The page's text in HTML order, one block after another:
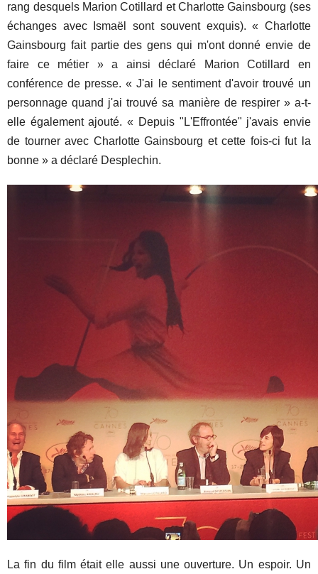
rang desquels Marion Cotillard et Charlotte Gainsbourg (ses
échanges avec Ismaël sont souvent exquis). « Charlotte
Gainsbourg fait partie des gens qui m'ont donné envie de
faire ce métier » a ainsi déclaré Marion Cotillard en
conférence de presse. « J'ai le sentiment d'avoir trouvé un
personnage quand j'ai trouvé sa manière de respirer » a-t-
elle également ajouté. « Depuis "L'Effrontée" j'avais envie
de tourner avec Charlotte Gainsbourg et cette fois-ci fut la
bonne » a déclaré Desplechin.
La fin du film était elle aussi une ouverture. Un espoir. Un